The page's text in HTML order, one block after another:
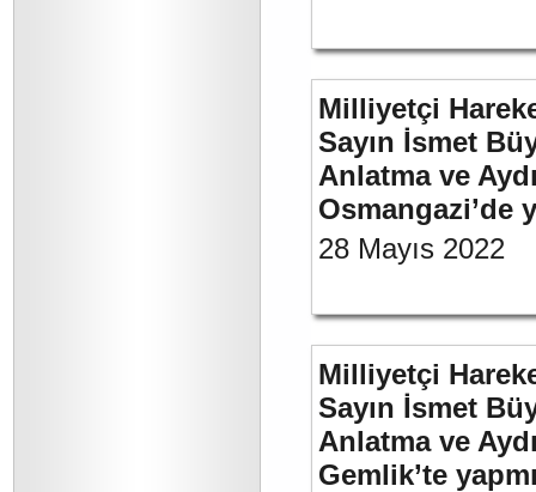
Milliyetçi
Sayın İsmet
Anlatma ve
Osmangazi’de
28 Mayıs 2022
Milliyetçi
Sayın İsmet
Anlatma ve
Gemlik’te